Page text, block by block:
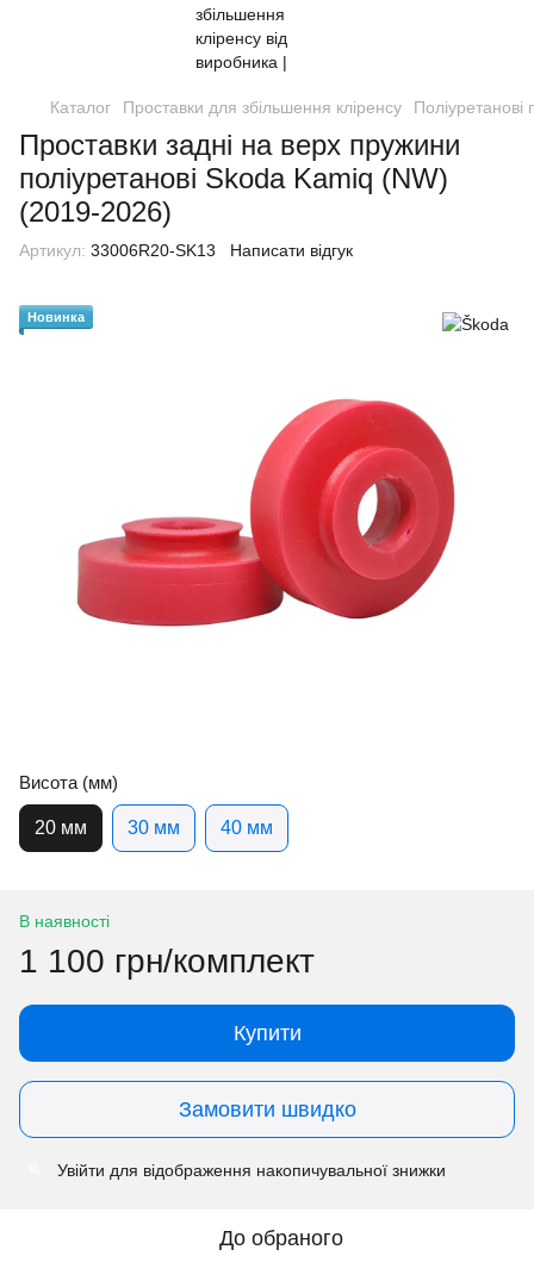
Каталог Проставки для збільшення кліренсу Поліуретанові
Проставки задні на верх пружини
поліуретанові Skoda Kamiq (NW)
(2019-2026)
Артикул: 33006R20-SK13 Написати відгук
Новинка
Висота (мм)
20 мм 30 мм 40 мм
В наявності
1 100 грн/комплект
Купити
Замовити швидко
Увійти для відображення накопичувальної знижки
До обраного